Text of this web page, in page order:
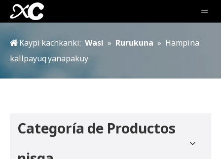
Kaypi kachkanki: Wasi » Rurukuna » Hampina
kallpayuq yanapakuy
Categoría de Productos